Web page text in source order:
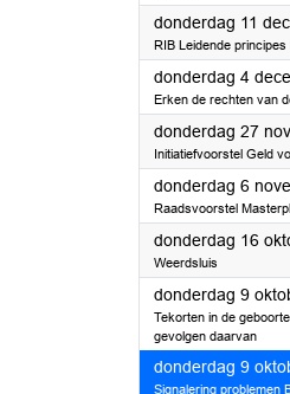
donderdag 11
RIB Leidende principes
donderdag 4
Erken de rechten van
donderdag 27
Initiatiefvoorstel Geld
donderdag 6
Raadsvoorstel
donderdag 16
Weerdsluis
donderdag 9
Tekorten in de
gevolgen daarvan
donderdag 9
Signalering problemen